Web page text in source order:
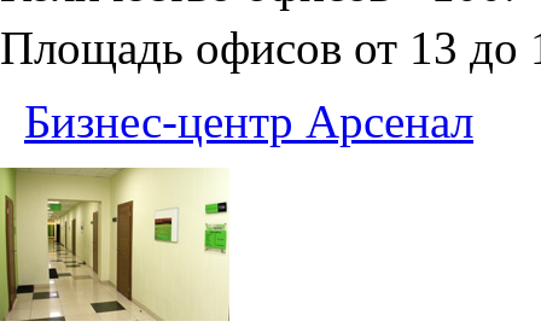
Площадь офисов от 13 до
Бизнес-центр Арсенал